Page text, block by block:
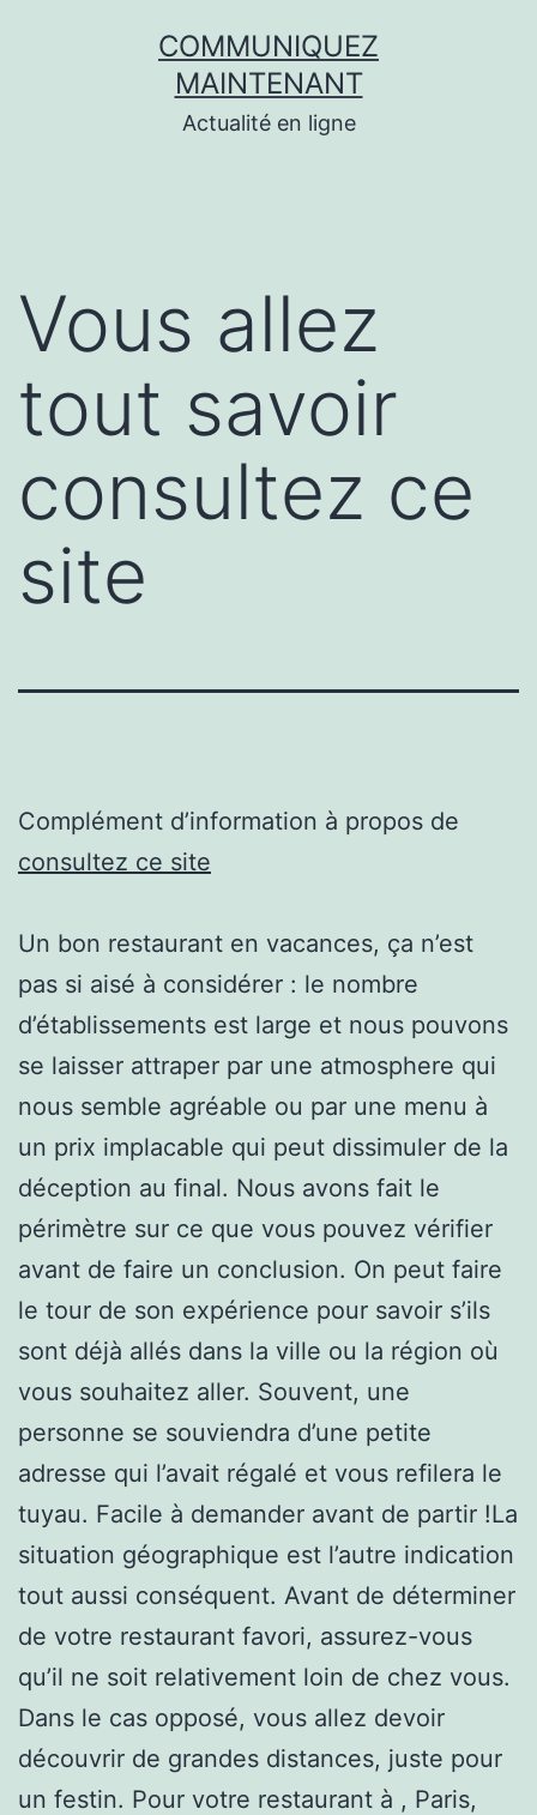
COMMUNIQUEZ
MAINTENANT
Actualité en ligne
Vous allez
tout savoir
consultez ce
site
Complément d’information à propos de
consultez ce site
Un bon restaurant en vacances, ça n’est
pas si aisé à considérer : le nombre
d’établissements est large et nous pouvons
se laisser attraper par une atmosphere qui
nous semble agréable ou par une menu à
un prix implacable qui peut dissimuler de la
déception au final. Nous avons fait le
périmètre sur ce que vous pouvez vérifier
avant de faire un conclusion. On peut faire
le tour de son expérience pour savoir s’ils
sont déjà allés dans la ville ou la région où
vous souhaitez aller. Souvent, une
personne se souviendra d’une petite
adresse qui l’avait régalé et vous refilera le
tuyau. Facile à demander avant de partir !La
situation géographique est l’autre indication
tout aussi conséquent. Avant de déterminer
de votre restaurant favori, assurez-vous
qu’il ne soit relativement loin de chez vous.
Dans le cas opposé, vous allez devoir
découvrir de grandes distances, juste pour
un festin. Pour votre restaurant à , Paris,